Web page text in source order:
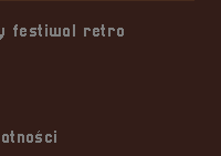
festiwal retro